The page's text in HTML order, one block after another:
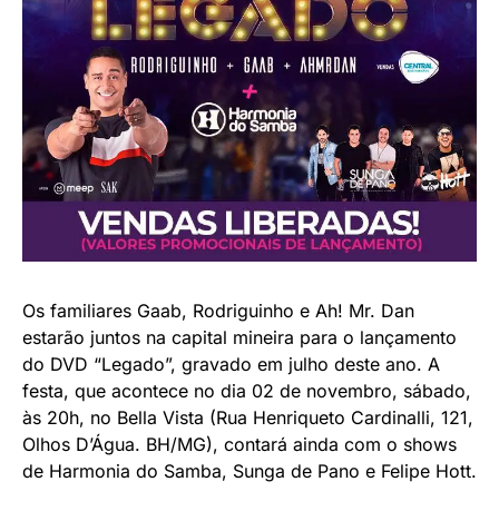
Os familiares Gaab, Rodriguinho e Ah! Mr. Dan
estarão juntos na capital mineira para o lançamento
do DVD “Legado”, gravado em julho deste ano. A
festa, que acontece no dia 02 de novembro, sábado,
às 20h, no Bella Vista (Rua Henriqueto Cardinalli, 121,
Olhos D’Água. BH/MG), contará ainda com o shows
de Harmonia do Samba, Sunga de Pano e Felipe Hott.